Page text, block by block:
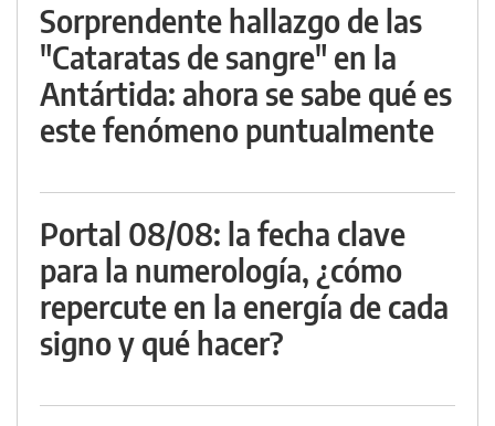
Sorprendente hallazgo de las
"Cataratas de sangre" en la
Antártida: ahora se sabe qué es
este fenómeno puntualmente
Portal 08/08: la fecha clave
para la numerología, ¿cómo
repercute en la energía de cada
signo y qué hacer?